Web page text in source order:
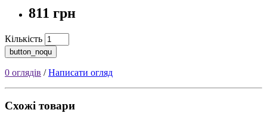
811 грн
Кількість
button_noqu
0 оглядів /Написати огляд
Схожі товари